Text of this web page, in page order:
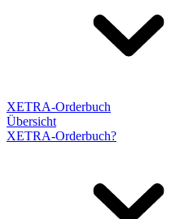
XETRA-Orderbuch
Übersicht
XETRA-Orderbuch?